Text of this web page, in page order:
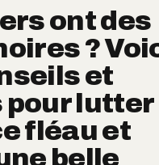
ont des
?
et
pour lutter
fléau et
belle